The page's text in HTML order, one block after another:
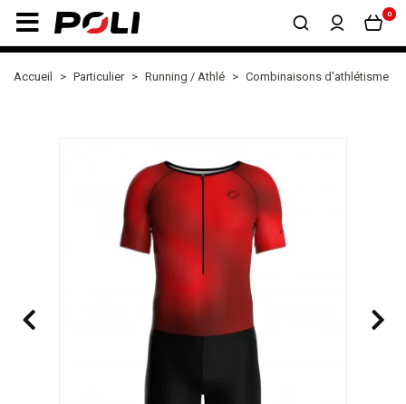
0
Accueil Particulier Running / Athlé Combinaisons d'athlétisme